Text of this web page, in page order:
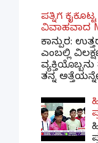
ಪತ್ನಿಗೆ
ವಿವಾಹವಾದ
ಕಾನ್ಪುರ:
ಎಂಬಲ್ಲಿ
ತನ್ನ